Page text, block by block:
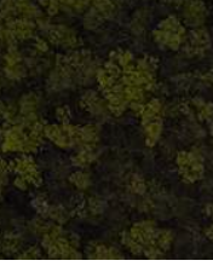
Salt Bank